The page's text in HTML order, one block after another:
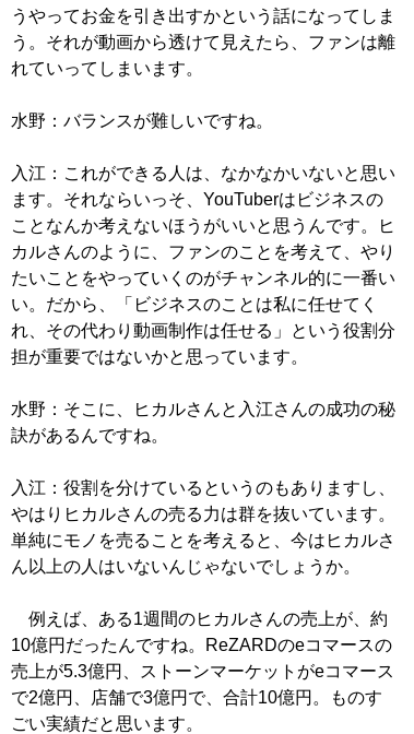
うやってお金を引き出すかという話になってしま
う。それが動画から透けて見えたら、ファンは離
れていってしまいます。
水野：バランスが難しいですね。
入江：これができる人は、なかなかいないと思い
ます。それならいっそ、YouTuberはビジネスの
ことなんか考えないほうがいいと思うんです。ヒ
カルさんのように、ファンのことを考えて、やり
たいことをやっていくのがチャンネル的に一番い
い。だから、「ビジネスのことは私に任せてく
れ、その代わり動画制作は任せる」という役割分
担が重要ではないかと思っています。
水野：そこに、ヒカルさんと入江さんの成功の秘
訣があるんですね。
入江：役割を分けているというのもありますし、
やはりヒカルさんの売る力は群を抜いています。
単純にモノを売ることを考えると、今はヒカルさ
ん以上の人はいないんじゃないでしょうか。
例えば、ある1週間のヒカルさんの売上が、約
10億円だったんですね。ReZARDのeコマースの
売上が5.3億円、ストーンマーケットがeコマース
で2億円、店舗で3億円で、合計10億円。ものす
ごい実績だと思います。